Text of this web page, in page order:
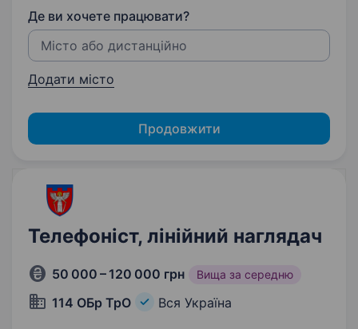
Де ви хочете працювати?
Додати місто
Продовжити
Телефоніст, лінійний наглядач
50 000 – 120 000 грн Вища за середню
114 ОБр ТрО Вся Україна